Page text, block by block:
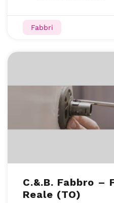
Fabbri
C.&.B. Fabbro –
Reale (TO)